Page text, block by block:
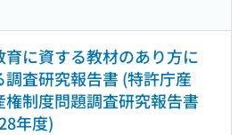
育に資する教材のあり方に
調査研究報告書 (特許庁産
権制度問題調査研究報告書
年度)